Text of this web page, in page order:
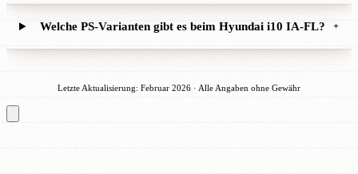
Welche PS-Varianten gibt es beim Hyundai i10 IA-FL? +
Letzte Aktualisierung: Februar 2026 · Alle Angaben ohne Gewähr